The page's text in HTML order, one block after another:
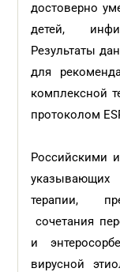
достоверно
детей,
Результаты
для
комплексной
протоколом
Российскими
указывающих
терапии,
сочетания
и
вирусной